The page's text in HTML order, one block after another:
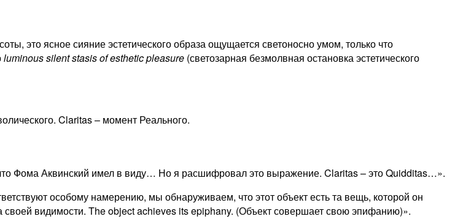
это ясное сияние эстетического образа ощущается светоносно умом, только что
luminoussilentstasisofestheticpleasure (светозарная безмолвная остановка эстетического
Claritas – момент Реального.
Фома Аквинский имел в виду… Но я расшифровал это выражение. Claritas – это Quidditas…».
особому намерению, мы обнаруживаем, что этот объект есть та вещь, которой он
видимости. The object achieves its epiphany. (Объект совершает свою эпифанию)».